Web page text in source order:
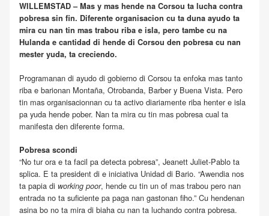
WILLEMSTAD – Mas y mas hende na Corsou ta lucha contra
pobresa sin fin. Diferente organisacion cu ta duna ayudo ta
mira cu nan tin mas trabou riba e isla, pero tambe cu na
Hulanda e cantidad di hende di Corsou den pobresa cu nan
mester yuda, ta creciendo.
Programanan di ayudo di gobierno di Corsou ta enfoka mas tanto
riba e barionan Montaña, Otrobanda, Barber y Buena Vista. Pero
tin mas organisacionnan cu ta activo diariamente riba henter e isla
pa yuda hende pober. Nan ta mira cu tin mas pobresa cual ta
manifesta den diferente forma.
Pobresa scondi
“No tur ora e ta facil pa detecta pobresa”, Jeanett Juliet-Pablo ta
splica. E ta president di e iniciativa Unidad di Bario. “Awendia nos
ta papia di working poor, hende cu tin un of mas trabou pero nan
entrada no ta suficiente pa paga nan gastonan fiho.” Cu hendenan
asina bo no ta mira di biaha cu nan ta luchando contra pobresa.